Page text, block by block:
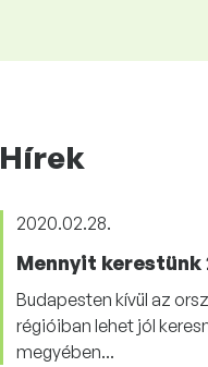
Hírek
2020.02.28.
Mennyit kerestünk
Budapesten kívül az
régióiban lehet jól
megyében...